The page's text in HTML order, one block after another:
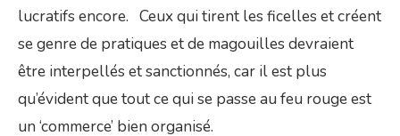
lucratifs encore. Ceux qui tirent les ficelles et créent
se genre de pratiques et de magouilles devraient
être interpellés et sanctionnés, car il est plus
qu’évident que tout ce qui se passe au feu rouge est
un ‘commerce’ bien organisé.